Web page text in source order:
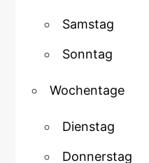
Samstag
Sonntag
Wochentage
Dienstag
Donnerstag